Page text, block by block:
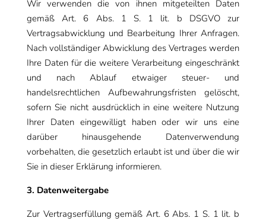
Wir verwenden die von ihnen mitgeteilten Daten
gemäß Art. 6 Abs. 1 S. 1 lit. b DSGVO zur
Vertragsabwicklung und Bearbeitung Ihrer Anfragen.
Nach vollständiger Abwicklung des Vertrages werden
Ihre Daten für die weitere Verarbeitung eingeschränkt
und nach Ablauf etwaiger steuer- und
handelsrechtlichen Aufbewahrungsfristen gelöscht,
sofern Sie nicht ausdrücklich in eine weitere Nutzung
Ihrer Daten eingewilligt haben oder wir uns eine
darüber hinausgehende Datenverwendung
vorbehalten, die gesetzlich erlaubt ist und über die wir
Sie in dieser Erklärung informieren.
3. Datenweitergabe
Zur Vertragserfüllung gemäß Art. 6 Abs. 1 S. 1 lit. b